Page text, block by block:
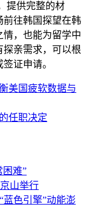
提供完整的材
前往韩国探望在韩
情，也能为留学中
探亲需求，可以根
证申请。
美国疲软数据与
任职决定
困难”
山举行
色引擎”动能澎